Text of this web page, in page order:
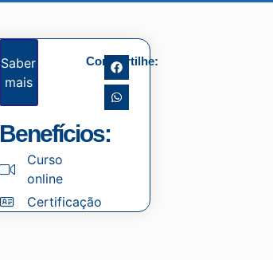
Saber
mais
Benefícios:
Curso
online
Certificação
Compartilhe: